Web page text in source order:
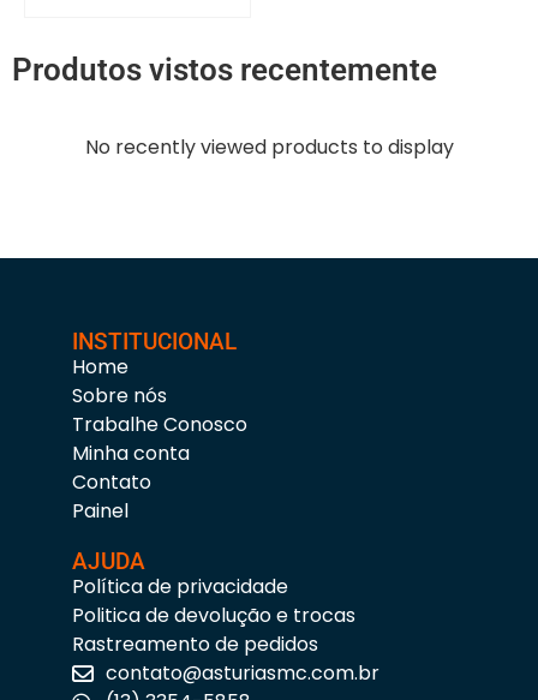
Produtos vistos recentemente
No recently viewed products to display
INSTITUCIONAL
Home
Sobre nós
Trabalhe Conosco
Minha conta
Contato
Painel
AJUDA
Política de privacidade
Politica de devolução e trocas
Rastreamento de pedidos
contato@asturiasmc.com.br